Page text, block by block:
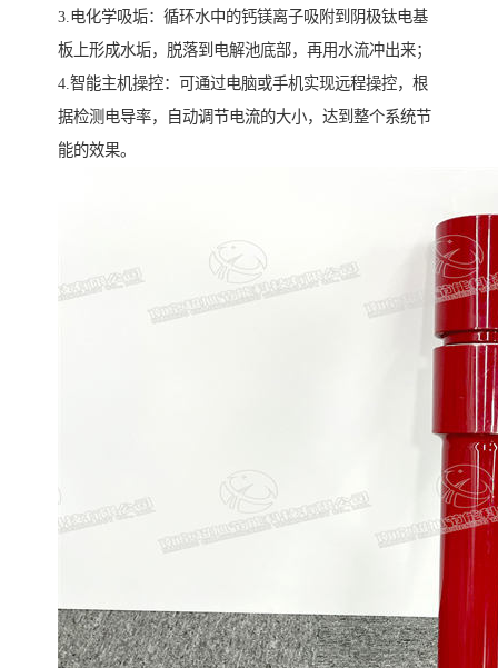
3.电化学吸垢：循环水中的钙镁离子吸附到阴极钛电基
板上形成水垢，脱落到电解池底部，再用水流冲出来；
4.智能主机操控：可通过电脑或手机实现远程操控，根
据检测电导率，自动调节电流的大小，达到整个系统节
能的效果。